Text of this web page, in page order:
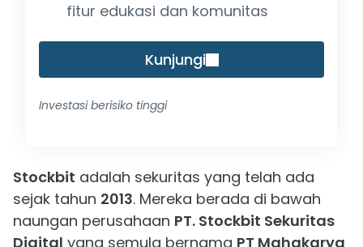
fitur edukasi dan komunitas
Kunjungi
Investasi berisiko tinggi
Stockbit adalah sekuritas yang telah ada
sejak tahun 2013. Mereka berada di bawah
naungan perusahaan PT. Stockbit Sekuritas
Digital yang semula bernama PT Mahakarya